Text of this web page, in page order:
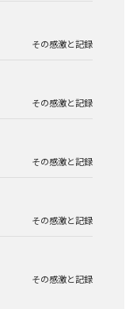
その感激と記録
その感激と記録
その感激と記録
その感激と記録
その感激と記録